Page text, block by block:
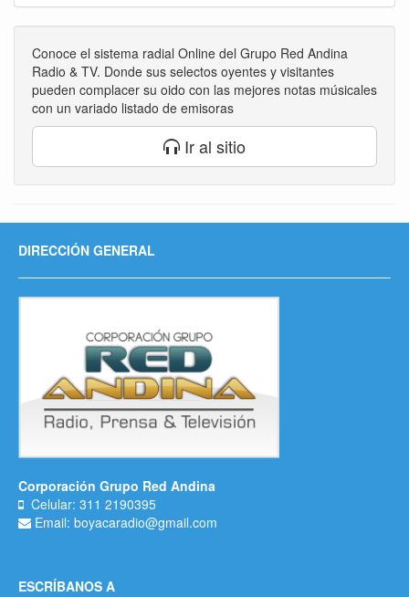
Conoce el sistema radial Online del Grupo Red Andina
Radio & TV. Donde sus selectos oyentes y visitantes
pueden complacer su oido con las mejores notas músicales
con un variado listado de emisoras
Ir al sitio
DIRECCIÓN GENERAL
Corporación Grupo Red Andina
Celular: 311 2190395
Email: boyacaradio@gmail.com
ESCRÍBANOS A